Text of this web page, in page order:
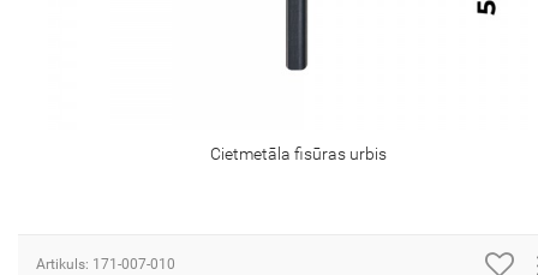
Cietmetāla fisūras urbis
Artikuls: 171-007-010